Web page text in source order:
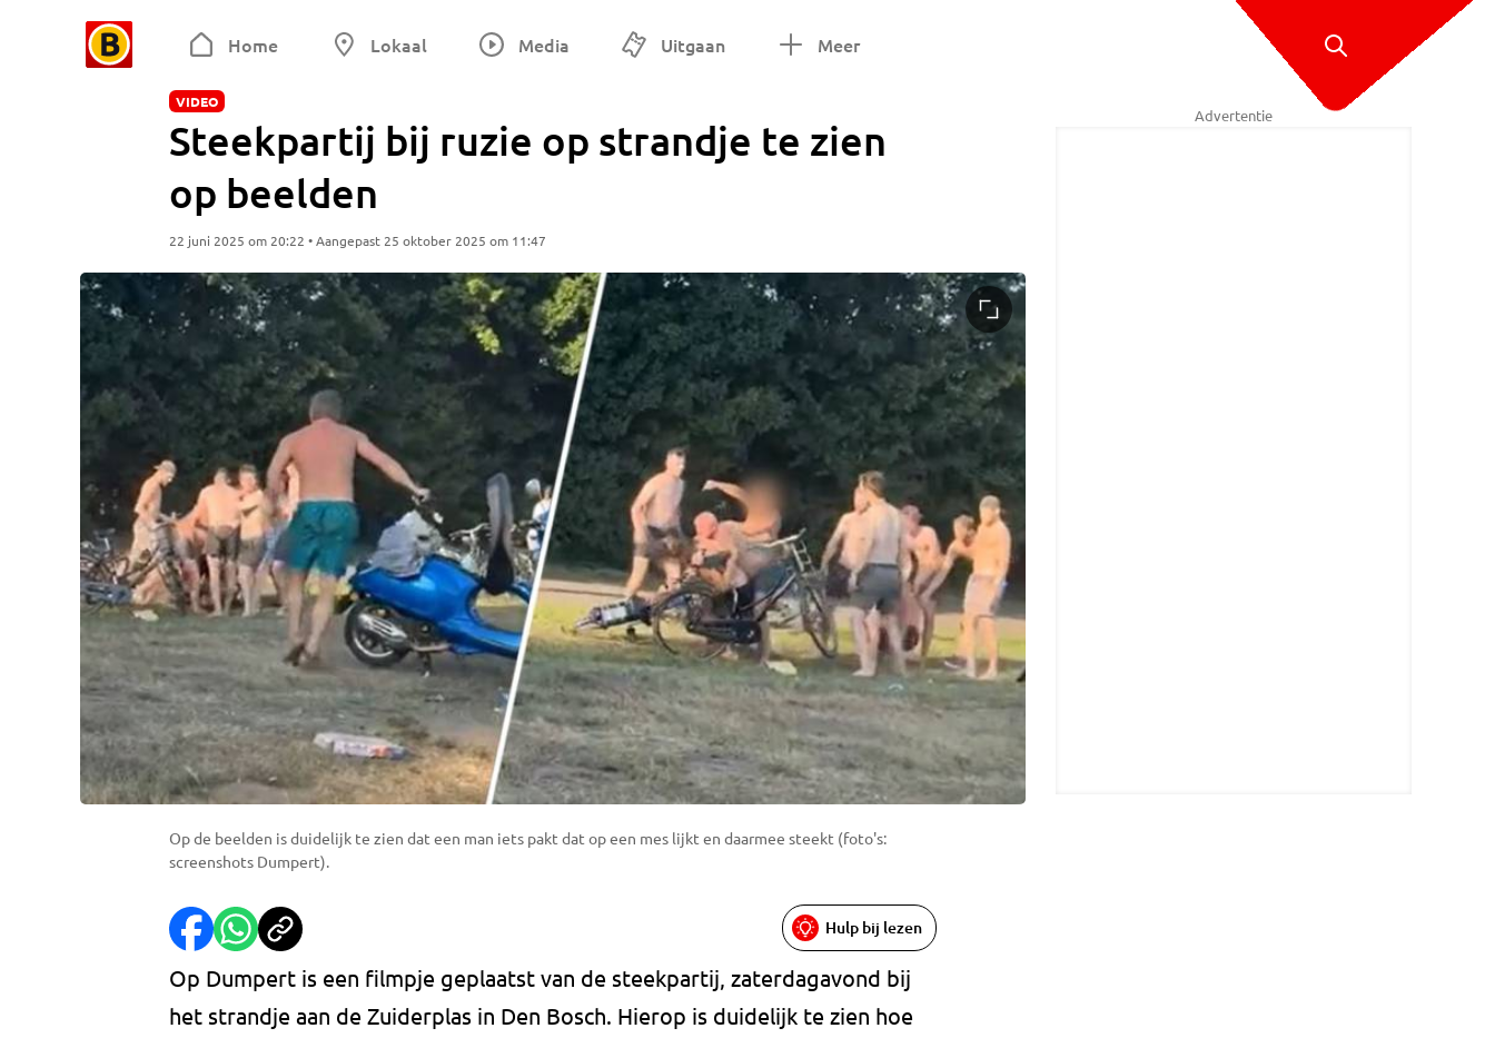
Home Lokaal Media Uitgaan Meer
VIDEO
Steekpartij bij ruzie op strandje te zien
op beelden
22 juni 2025 om 20:22 • Aangepast 25 oktober 2025 om 11:47
Op de beelden is duidelijk te zien dat een man iets pakt dat op een mes lijkt en daarmee steekt (foto's:
screenshots Dumpert).
Hulp bij lezen
Op Dumpert is een filmpje geplaatst van de steekpartij, zaterdagavond bij
het strandje aan de Zuiderplas in Den Bosch. Hierop is duidelijk te zien hoe
Advertentie